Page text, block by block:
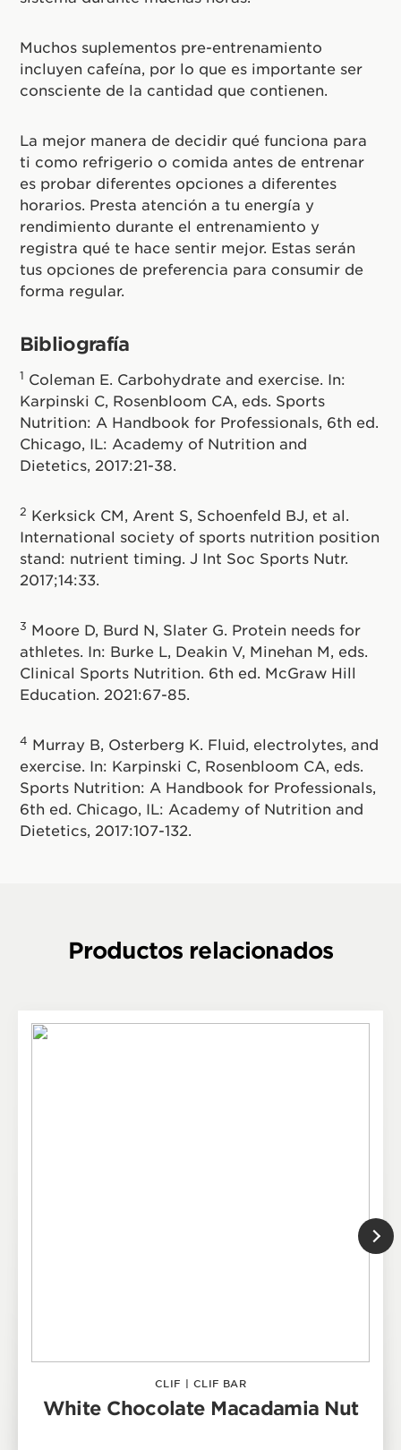
Muchos suplementos pre-entrenamiento
incluyen cafeína, por lo que es importante ser
consciente de la cantidad que contienen.
La mejor manera de decidir qué funciona para
ti como refrigerio o comida antes de entrenar
es probar diferentes opciones a diferentes
horarios. Presta atención a tu energía y
rendimiento durante el entrenamiento y
registra qué te hace sentir mejor. Estas serán
tus opciones de preferencia para consumir de
forma regular.
Bibliografía
1 Coleman E. Carbohydrate and exercise. In:
Karpinski C, Rosenbloom CA, eds. Sports
Nutrition: A Handbook for Professionals, 6th ed.
Chicago, IL: Academy of Nutrition and
Dietetics, 2017:21-38.
2 Kerksick CM, Arent S, Schoenfeld BJ, et al.
International society of sports nutrition position
stand: nutrient timing. J Int Soc Sports Nutr.
2017;14:33.
3 Moore D, Burd N, Slater G. Protein needs for
athletes. In: Burke L, Deakin V, Minehan M, eds.
Clinical Sports Nutrition. 6th ed. McGraw Hill
Education. 2021:67-85.
4 Murray B, Osterberg K. Fluid, electrolytes, and
exercise. In: Karpinski C, Rosenbloom CA, eds.
Sports Nutrition: A Handbook for Professionals,
6th ed. Chicago, IL: Academy of Nutrition and
Dietetics, 2017:107-132.
Productos relacionados
CLIF | CLIF BAR
White Chocolate Macadamia Nut